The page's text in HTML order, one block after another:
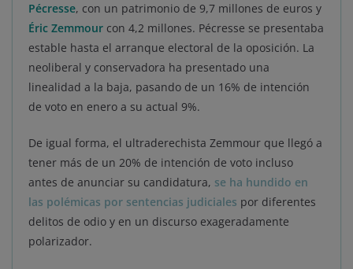
Pécresse, con un patrimonio de 9,7 millones de euros y
Éric Zemmour con 4,2 millones. Pécresse se presentaba
estable hasta el arranque electoral de la oposición. La
neoliberal y conservadora ha presentado una
linealidad a la baja, pasando de un 16% de intención
de voto en enero a su actual 9%.
De igual forma, el ultraderechista Zemmour que llegó a
tener más de un 20% de intención de voto incluso
antes de anunciar su candidatura, se ha hundido en
las polémicas por sentencias judiciales por diferentes
delitos de odio y en un discurso exageradamente
polarizador.